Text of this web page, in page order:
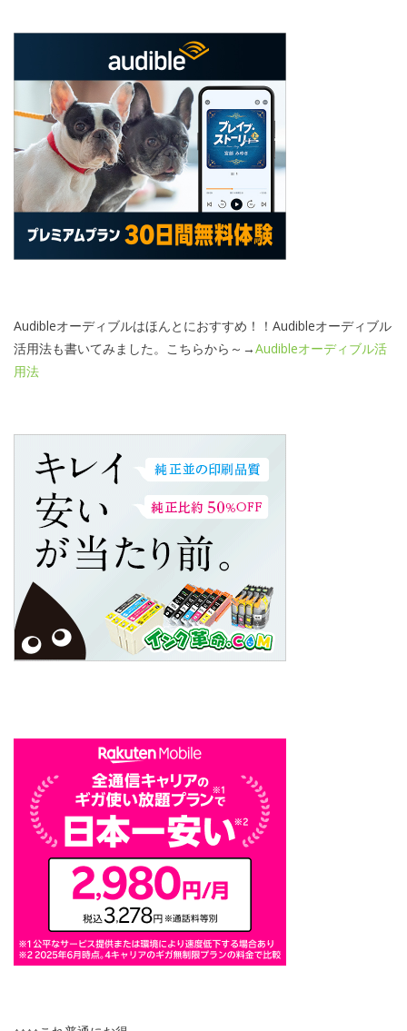
Audibleオーディブルはほんとにおすすめ！！Audibleオーディブル
活用法も書いてみました。こちらから～→Audibleオーディブル活
用法